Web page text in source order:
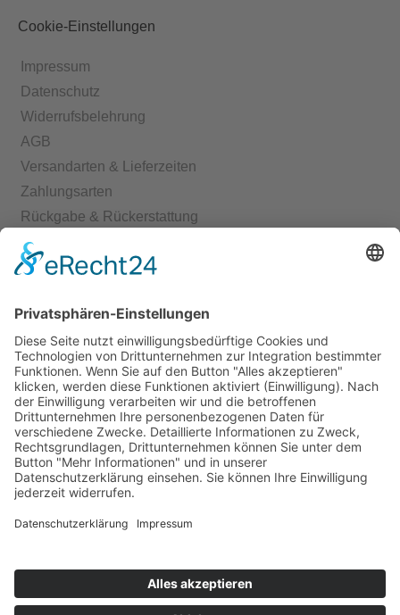
Cookie-Einstellungen
Impressum
Datenschutz
Widerrufsbelehrung
AGB
Versandarten & Lieferzeiten
Zahlungsarten
Rückgabe & Rückerstattung
Echtheit von Bewertungen
Kontakt
Shop
Mein Konto
Warenkorb
Kasse
Vertrag widerrufen
REGGIRAINBOW® Schmuck + Accessoires © 2026. Alle Rechte
vorbehalten.